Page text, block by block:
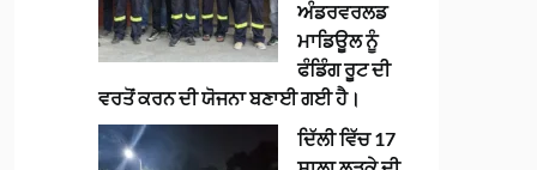
ਅੰਡਰਵਰਲਡ
ਮਾਡਿਊਲ ਨੂੰ
ਫੰਡਿੰਗ ਰੂਟ ਦੀ
ਵਰਤੋਂ ਕਰਨ ਦੀ ਯੋਜਨਾ ਬਣਾਈ ਗਈ ਹੈ।
ਦਿੱਲੀ ਵਿੱਚ 17